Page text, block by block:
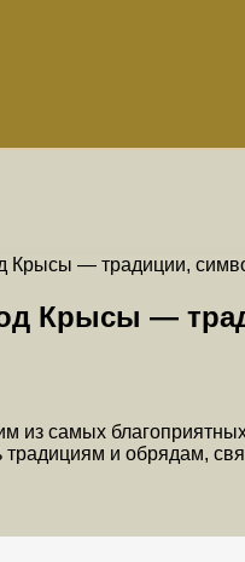
— традиции,
Крысы —
из самых
и обрядам,